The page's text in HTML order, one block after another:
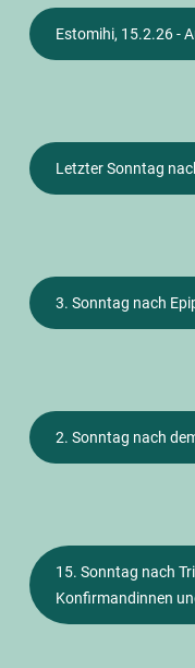
Estomihi, 15.2.26 -
Letzter Sonntag
3. Sonntag nach
2. Sonntag nach
15. Sonntag nach
Konfirmandinnen